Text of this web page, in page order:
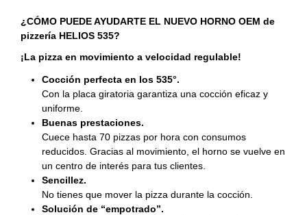
¿CÓMO PUEDE AYUDARTE EL NUEVO HORNO OEM de
pizzería HELIOS 535?
¡La pizza en movimiento a velocidad regulable!
Cocción perfecta en los 535°.
Con la placa giratoria garantiza una cocción eficaz y
uniforme.
Buenas prestaciones.
Cuece hasta 70 pizzas por hora con consumos
reducidos. Gracias al movimiento, el horno se vuelve en
un centro de interés para tus clientes.
Sencillez.
No tienes que mover la pizza durante la cocción.
Solución de “empotrado”.